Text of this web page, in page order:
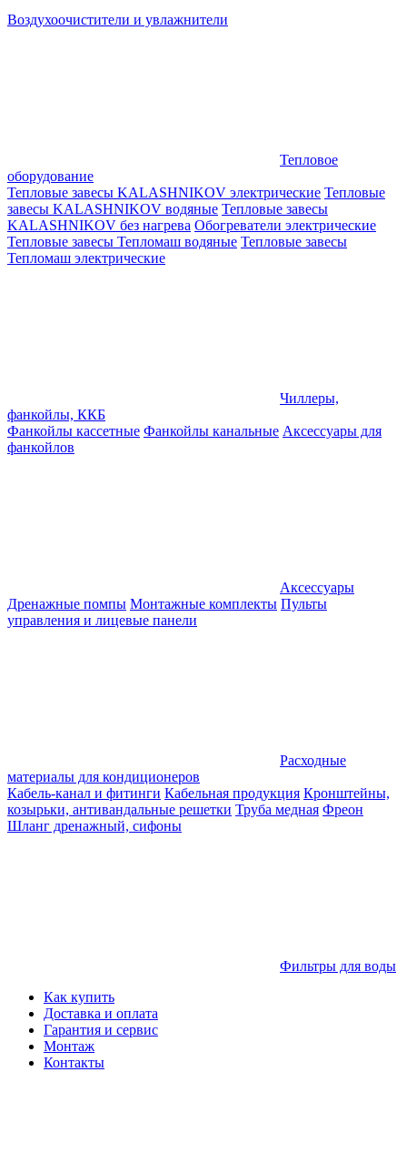
Воздухоочистители и увлажнители
Тепловое
оборудование
Тепловые завесы KALASHNIKOV электрические Тепловые
завесы KALASHNIKOV водяные Тепловые завесы
KALASHNIKOV без нагрева Обогреватели электрические
Тепловые завесы Тепломаш водяные Тепловые завесы
Тепломаш электрические
Чиллеры,
фанкойлы, ККБ
Фанкойлы кассетные Фанкойлы канальные Аксессуары для
фанкойлов
Аксессуары
Дренажные помпы Монтажные комплекты Пульты
управления и лицевые панели
Расходные
материалы для кондиционеров
Кабель-канал и фитинги Кабельная продукция Кронштейны,
козырьки, антивандальные решетки Труба медная Фреон
Шланг дренажный, сифоны
Фильтры для воды
Как купить
Доставка и оплата
Гарантия и сервис
Монтаж
Контакты